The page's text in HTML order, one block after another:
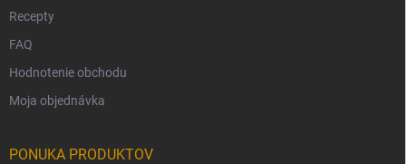
Recepty
FAQ
Hodnotenie obchodu
Moja objednávka
PONUKA PRODUKTOV